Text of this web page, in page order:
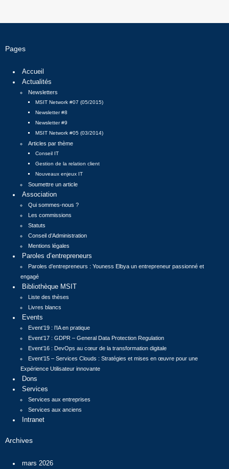
Pages
Accueil
Actualités
Newsletters
MSIT Network #07 (05/2015)
Newsletter #8
Newsletter #9
MSIT Network #05 (03/2014)
Articles par thème
Conseil IT
Gestion de la relation client
Nouveaux enjeux IT
Soumettre un article
Association
Qui sommes-nous ?
Les commissions
Statuts
Conseil d’Administration
Mentions légales
Paroles d’entrepreneurs
Paroles d’entrepreneurs : Youness Elbya un entrepreneur passionné et
engagé
Bibliothèque MSIT
Liste des thèses
Livres blancs
Events
Event’19 : l’IA en pratique
Event’17 : GDPR – General Data Protection Regulation
Event’16 : DevOps au cœur de la transformation digitale
Event’15 – Services Clouds : Stratégies et mises en œuvre pour une
Expérience Utilisateur innovante
Dons
Services
Services aux entreprises
Services aux anciens
Intranet
Archives
mars 2026